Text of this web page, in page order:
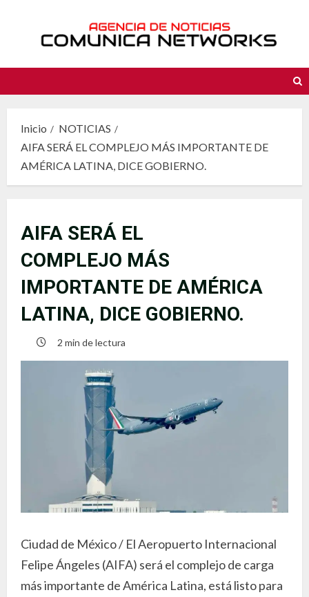
contenido
Inicio
NOTICIAS
AIFA SERÁ EL COMPLEJO MÁS IMPORTANTE DE
AMÉRICA LATINA, DICE GOBIERNO.
AIFA SERÁ EL
COMPLEJO MÁS
IMPORTANTE DE AMÉRICA
LATINA, DICE GOBIERNO.
2 min de lectura
Ciudad de México / El Aeropuerto Internacional
Felipe Ángeles (AIFA) será el complejo de carga
más importante de América Latina, está listo para